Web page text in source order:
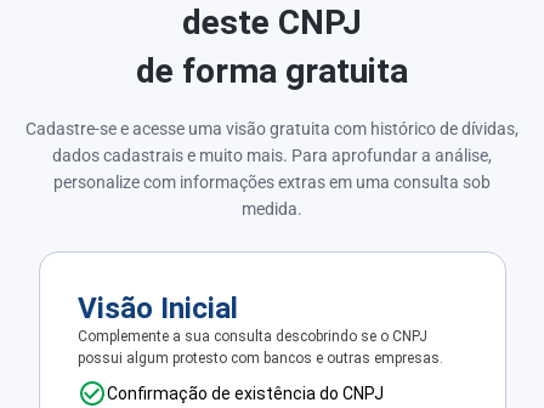
deste CNPJ
de forma gratuita
Cadastre-se e acesse uma visão gratuita com histórico de dívidas,
dados cadastrais e muito mais. Para aprofundar a análise,
personalize com informações extras em uma consulta sob
medida.
Visão Inicial
Complemente a sua consulta descobrindo se o CNPJ
possui algum protesto com bancos e outras empresas.
Confirmação de existência do CNPJ